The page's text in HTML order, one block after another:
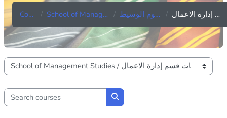
Courses School of Management Studies برنامج الدبلوم الوسيط دبلومات قسم إدارة الاعمال
Course categories
Search courses
Search courses